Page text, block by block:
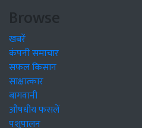
Browse
खबरें
कंपनी समाचार
सफल किसान
साक्षात्कार
बागवानी
औषधीय फसलें
पशुपालन